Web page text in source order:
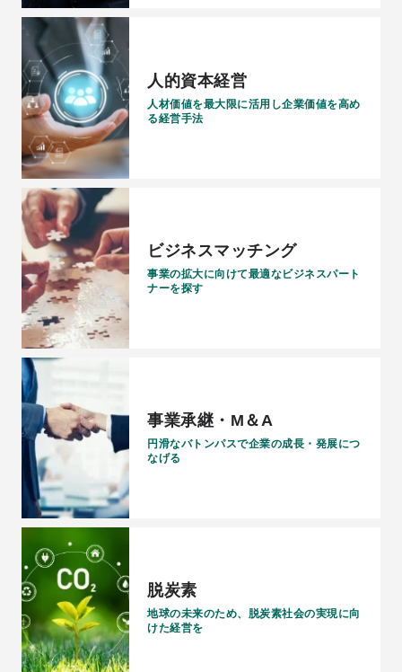
人的資本経営
人材価値を最大限に活用し企業価値を高め
る経営手法
ビジネスマッチング
事業の拡大に向けて最適なビジネスパート
ナーを探す
事業承継・M＆A
円滑なバトンパスで企業の成長・発展につ
なげる
脱炭素
地球の未来のため、脱炭素社会の実現に向
けた経営を